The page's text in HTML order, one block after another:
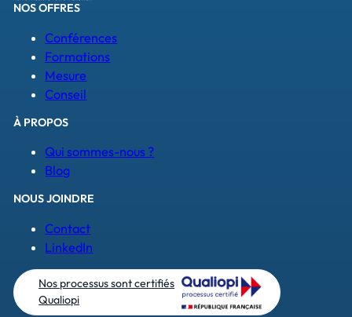
NOS OFFRES
Conférences
Formations
Mesure
Conseil
À PROPOS
Qui sommes-nous ?
Blog
NOUS JOINDRE
Contact
LinkedIn
Nos processus sont certifiés
Qualiopi